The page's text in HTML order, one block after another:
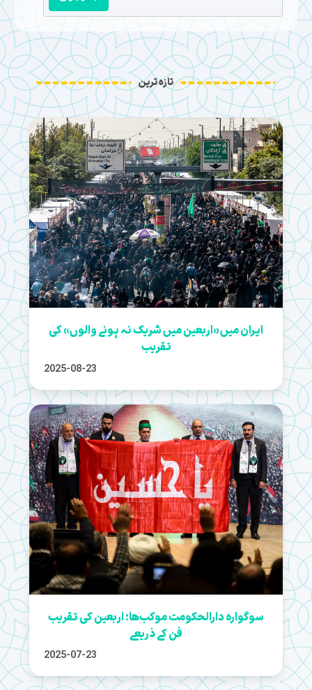
تازہ ترین
ایران میں «اربعین میں شریک نہ ہونے والوں» کی
تقریب
2025-08-23
سوگوارہ دارالحکومت موکب‌ها: اربعین کی تقریب
فن کے ذریعے
2025-07-23